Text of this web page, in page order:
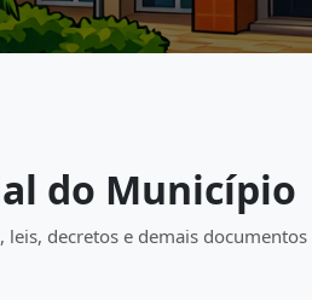
do Município
decretos e demais